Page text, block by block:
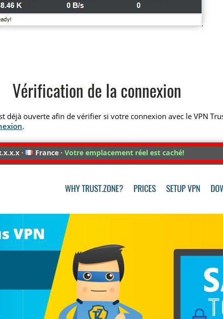
Vérification de la connexion
déjà ouverte afin de vérifier si votre connexion avec le VPN
.
· France · Votre emplacement réel est caché!